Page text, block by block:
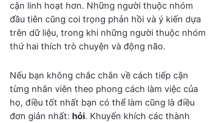
cận linh hoạt hơn. Những người thuộc nhóm
đầu tiên cũng coi trọng phản hồi và ý kiến dựa
trên dữ liệu, trong khi những người thuộc nhóm
thứ hai thích trò chuyện và động não.
Nếu bạn không chắc chắn về cách tiếp cận
từng nhân viên theo phong cách làm việc của
họ, điều tốt nhất bạn có thể làm cũng là điều
đơn giản nhất: hỏi. Khuyến khích các thành